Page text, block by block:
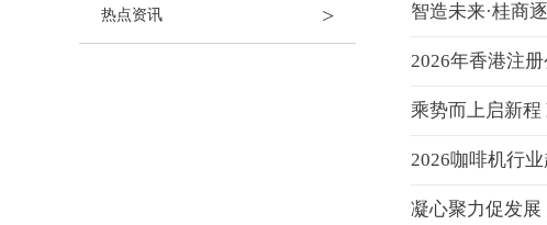
热点资讯 > 智造未来·桂商
2026年香港注
乘势而上启新
2026咖啡机行